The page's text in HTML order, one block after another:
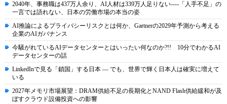
2040年、事務職は437万人余り、AI人材は339万人足りない----「人手不足」の
一言では語れない、日本の労働市場の本当の姿
AI推論によるプライバシーリスクとは何か、Gartnerの2029年予測から考える
企業のAIガバナンス
今騒がれているAIデータセンターとはいったい何なのか?!! 10分でわかるAI
データセンターの話
LinkedInで見る「鎖国」する日本 ― でも、世界で輝く日本人は確実に増えて
いる
2027年メモリ市場展望：DRAM供給不足の長期化とNAND Flash供給緩和が及
ぼすクラウド設備投資への影響